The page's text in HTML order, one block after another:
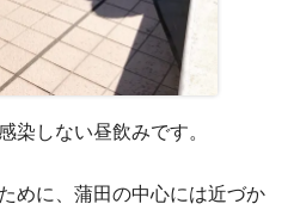
染しない昼飲みです。
めに、蒲田の中心には近づか